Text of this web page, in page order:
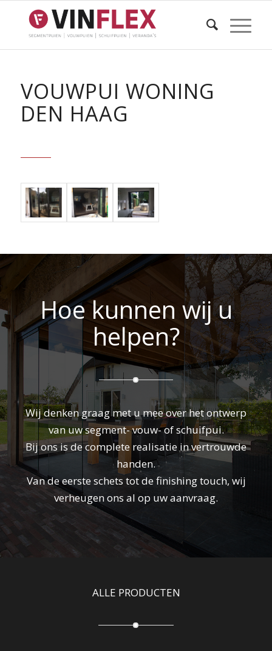
VOUWPUI WONING
DEN HAAG
Hoe kunnen wij u
helpen?
Wij denken graag met u mee over het ontwerp
van uw segment- vouw- of schuifpui.
Bij ons is de complete realisatie in vertrouwde
handen.
Van de eerste schets tot de finishing touch, wij
verheugen ons al op uw aanvraag.
ALLE PRODUCTEN